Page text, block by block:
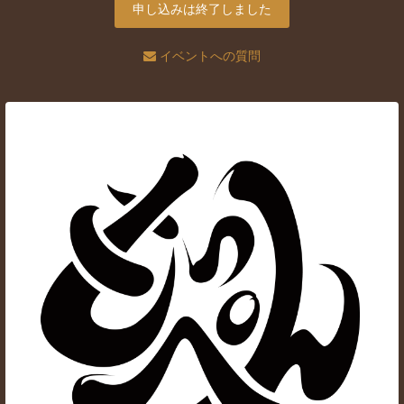
申し込みは終了しました
イベントへの質問